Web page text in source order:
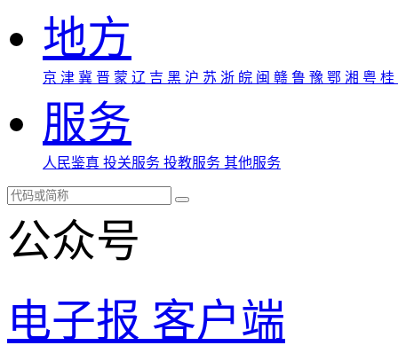
地方
京 津 冀 晋 蒙 辽 吉 黑 沪 苏 浙 皖 闽 赣 鲁 豫 鄂 湘 粤 桂
服务
人民鉴真 投关服务 投教服务 其他服务
公众号
电子报 客户端